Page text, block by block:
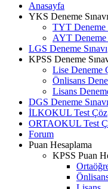
Anasayfa
YKS Deneme Sınavı
TYT Deneme
AYT Deneme
LGS Deneme Sınavı
KPSS Deneme
Lise Deneme
Önlisans
Lisans
DGS Deneme Sınavı
İLKOKUL Test Çöz
ORTAOKUL Test
Forum
Puan Hesaplama
KPSS Puan